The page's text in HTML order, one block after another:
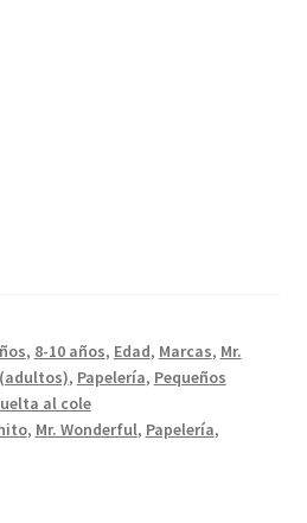
, 8-10 años, Edad, Marcas, Mr.
, Papelería, Pequeños
al cole
, Mr. Wonderful, Papelería,